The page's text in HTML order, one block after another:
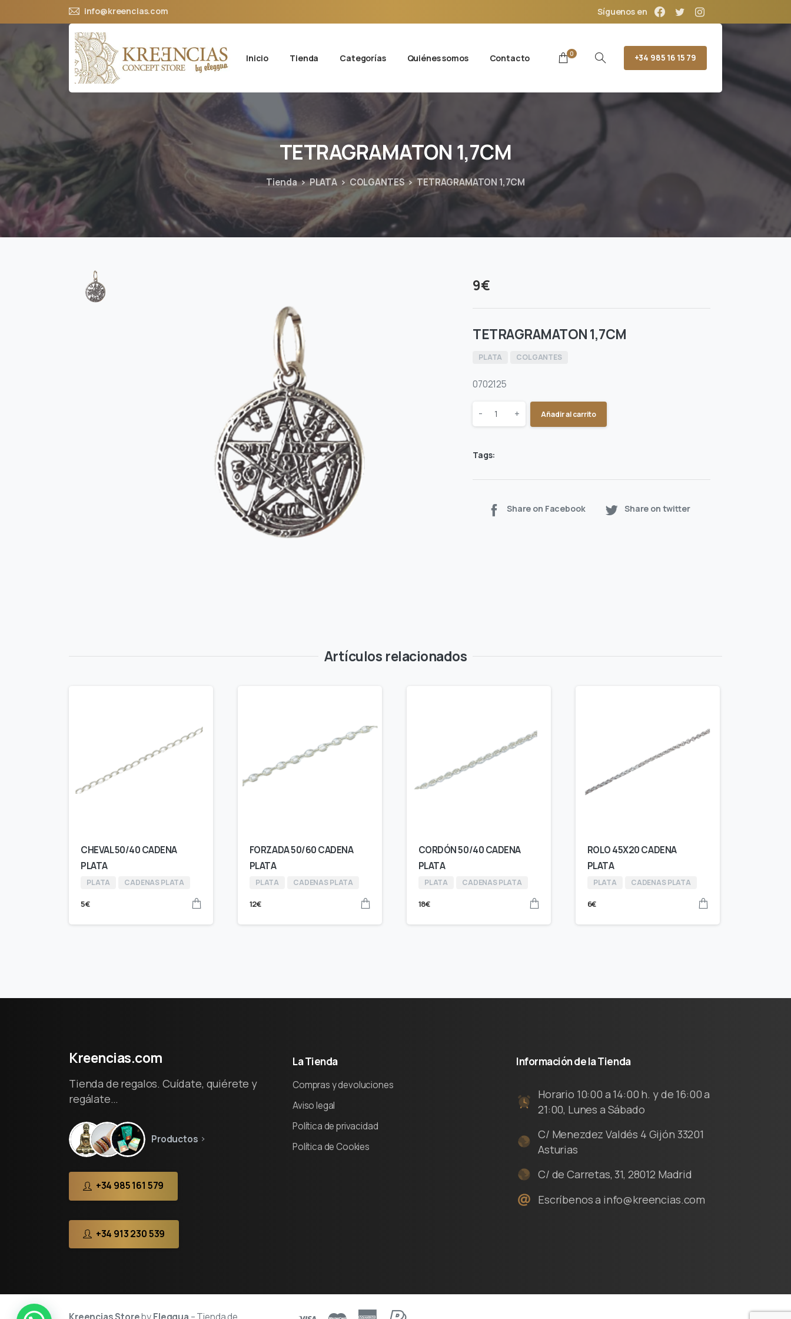
info@kreencias.com Síguenos en
Inicio Tienda Categorías Quiénes somos Contacto 0 +34 985 16 15 79
TETRAGRAMATON 1,7CM
Tienda PLATA COLGANTES TETRAGRAMATON 1,7CM
9€
TETRAGRAMATON 1,7CM
PLATA COLGANTES
0702125
Quantity
- + Añadir al carrito
Tags:
Share on Facebook Share on twitter
Artículos relacionados
CHEVAL 50/40 CADENA
PLATA
PLATA CADENAS PLATA
5€
FORZADA 50/60 CADENA
PLATA
PLATA CADENAS PLATA
12€
CORDÓN 50/40 CADENA
PLATA
PLATA CADENAS PLATA
18€
ROLO 45X20 CADENA
PLATA
PLATA CADENAS PLATA
6€
Kreencias.com
Tienda de regalos. Cuídate, quiérete y
regálate…
Productos
+34 985 161 579
+34 913 230 539
LaTienda
Compras y devoluciones
Aviso legal
Política de privacidad
Política de Cookies
InformacióndelaTienda
Horario 10:00 a 14:00 h. y de 16:00 a
21:00, Lunes a Sábado
C/ Menezdez Valdés 4 Gijón 33201
Asturias
C/ de Carretas, 31, 28012 Madrid
Escríbenos a info@kreencias.com